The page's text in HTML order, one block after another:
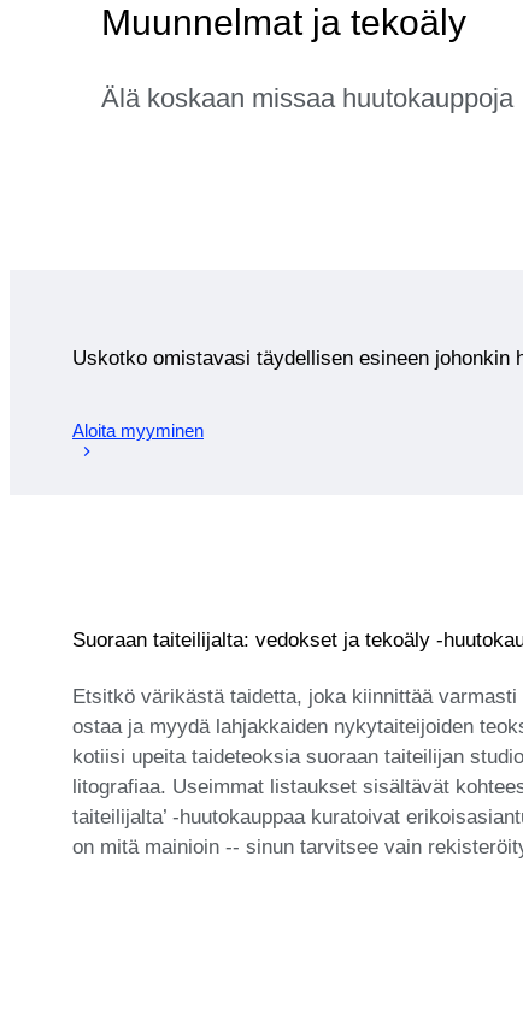
Muunnelmat ja tekoäly
Älä koskaan missaa huutokauppoja
Uskotko omistavasi täydellisen esineen johonkin
Aloita myyminen
Suoraan taiteilijalta: vedokset ja tekoäly -
Etsitkö värikästä taidetta, joka kiinnittää varmasti
ostaa ja myydä lahjakkaiden nykytaiteijoiden
kotiisi upeita taideteoksia suoraan taiteilijan
litografiaa. Useimmat listaukset sisältävät
taiteilijalta’ -huutokauppaa kuratoivat
on mitä mainioin -- sinun tarvitsee vain